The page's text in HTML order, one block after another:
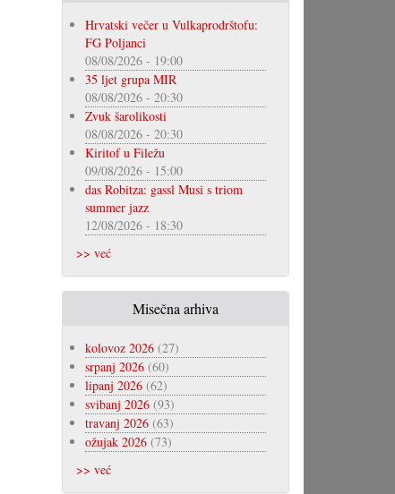
Hrvatski večer u Vulkaprodrštofu:
FG Poljanci
08/08/2026 - 19:00
35 ljet grupa MIR
08/08/2026 - 20:30
Zvuk šarolikosti
08/08/2026 - 20:30
Kiritof u Filežu
09/08/2026 - 15:00
das Robitza: gassl Musi s triom
summer jazz
12/08/2026 - 18:30
>> već
Misečna arhiva
kolovoz 2026(27)
srpanj 2026(60)
lipanj 2026(62)
svibanj 2026(93)
travanj 2026(63)
ožujak 2026(73)
>> već